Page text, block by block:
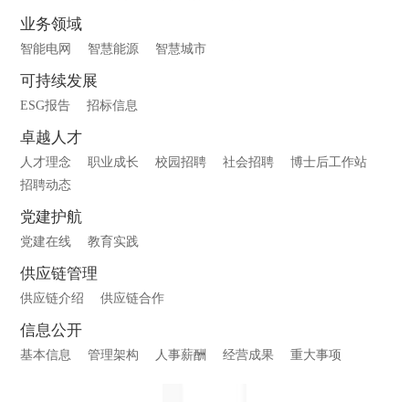
业务领域
智能电网 智慧能源 智慧城市
可持续发展
ESG报告 招标信息
卓越人才
人才理念 职业成长 校园招聘 社会招聘
博士后工作站
招聘动态
党建护航
党建在线 教育实践
供应链管理
供应链介绍 供应链合作
信息公开
基本信息 管理架构 人事薪酬 经营成果 重大事项